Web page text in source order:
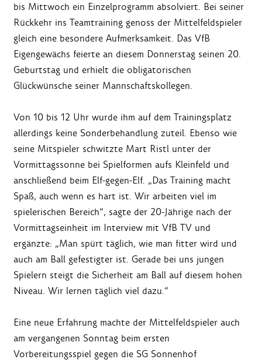
bis Mittwoch ein Einzelprogramm absolviert. Bei seiner
Rückkehr ins Teamtraining genoss der Mittelfeldspieler
gleich eine besondere Aufmerksamkeit. Das VfB
Eigengewächs feierte an diesem Donnerstag seinen 20.
Geburtstag und erhielt die obligatorischen
Glückwünsche seiner Mannschaftskollegen.
Von 10 bis 12 Uhr wurde ihm auf dem Trainingsplatz
allerdings keine Sonderbehandlung zuteil. Ebenso wie
seine Mitspieler schwitzte Mart Ristl unter der
Vormittagssonne bei Spielformen aufs Kleinfeld und
anschließend beim Elf-gegen-Elf. „Das Training macht
Spaß, auch wenn es hart ist. Wir arbeiten viel im
spielerischen Bereich“, sagte der 20-Jährige nach der
Vormittagseinheit im Interview mit VfB TV und
ergänzte: „Man spürt täglich, wie man fitter wird und
auch am Ball gefestigter ist. Gerade bei uns jungen
Spielern steigt die Sicherheit am Ball auf diesem hohen
Niveau. Wir lernen täglich viel dazu.“
Eine neue Erfahrung machte der Mittelfeldspieler auch
am vergangenen Sonntag beim ersten
Vorbereitungsspiel gegen die SG Sonnenhof